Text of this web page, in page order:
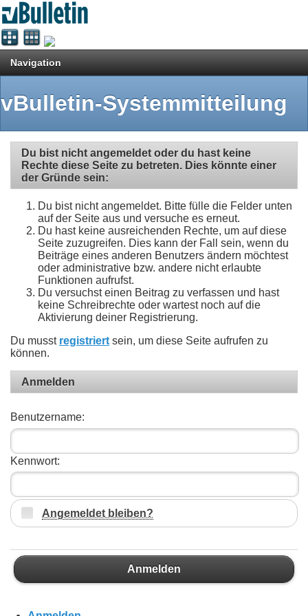
Navigation
vBulletin-Systemmitteilung
Du bist nicht angemeldet oder du hast keine
Rechte diese Seite zu betreten. Dies könnte einer
der Gründe sein:
Du bist nicht angemeldet. Bitte fülle die Felder unten
auf der Seite aus und versuche es erneut.
Du hast keine ausreichenden Rechte, um auf diese
Seite zuzugreifen. Dies kann der Fall sein, wenn du
Beiträge eines anderen Benutzers ändern möchtest
oder administrative bzw. andere nicht erlaubte
Funktionen aufrufst.
Du versuchst einen Beitrag zu verfassen und hast
keine Schreibrechte oder wartest noch auf die
Aktivierung deiner Registrierung.
Du musst registriert sein, um diese Seite aufrufen zu
können.
Anmelden
Benutzername:
Kennwort:
Angemeldet bleiben?
Anmelden